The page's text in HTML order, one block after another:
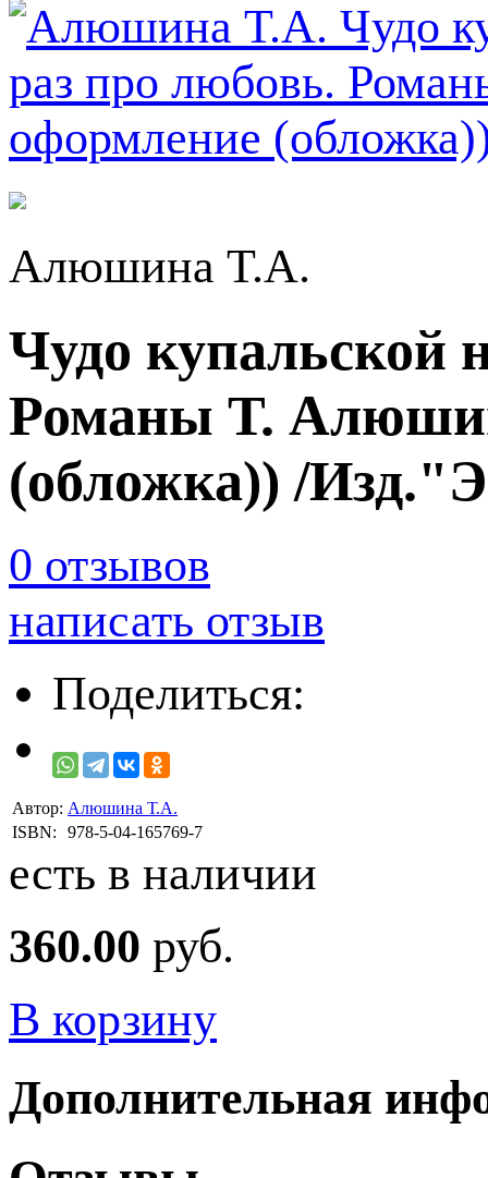
Алюшина Т.А.
Чудо купальской
Романы Т.
(обложка)) /
0 отзывов
написать отзыв
Поделиться:
Автор: Алюшина Т.А.
ISBN:
978-5-04-165769-7
есть в наличии
360.00 руб.
В корзину
Дополнительная